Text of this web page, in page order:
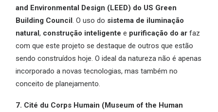
and Environmental Design (LEED) do US Green
Building Council. O uso do sistema de iluminação
natural, construção inteligente e purificação do ar faz
com que este projeto se destaque de outros que estão
sendo construídos hoje. O ideal da natureza não é apenas
incorporado a novas tecnologias, mas também no
conceito de planejamento.
7. Cité du Corps Humain (Museum of the Human